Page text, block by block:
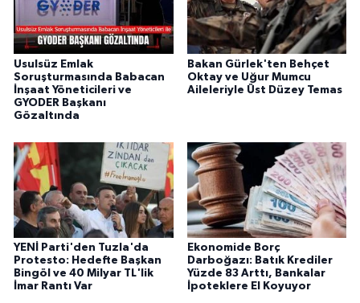
Usulsüz Emlak
Soruşturmasında Babacan
İnşaat Yöneticileri ve
GYODER Başkanı
Gözaltında
Bakan Gürlek'ten Behçet
Oktay ve Uğur Mumcu
Aileleriyle Üst Düzey Temas
YENİ Parti'den Tuzla'da
Protesto: Hedefte Başkan
Bingöl ve 40 Milyar TL'lik
İmar Rantı Var
Ekonomide Borç
Darboğazı: Batık Krediler
Yüzde 83 Arttı, Bankalar
İpoteklere El Koyuyor